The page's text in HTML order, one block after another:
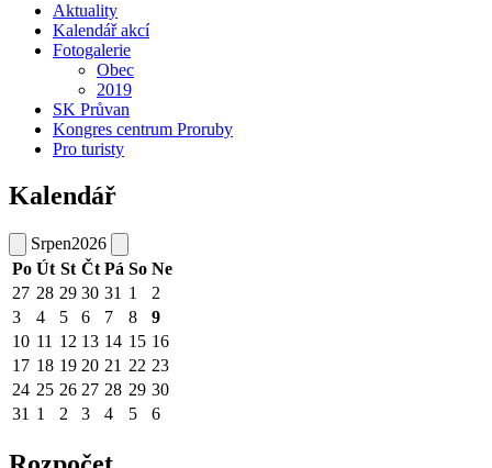
Aktuality
Kalendář akcí
Fotogalerie
Obec
2019
SK Průvan
Kongres centrum Proruby
Pro turisty
Kalendář
Srpen2026
Po Út St Čt Pá So Ne
27 28 29 30 31 1
2
3
4 5 6 7 8
9
10 11 12 13 14 15 16
17 18 19 20 21 22 23
24 25 26 27 28 29 30
31 1 2 3 4 5 6